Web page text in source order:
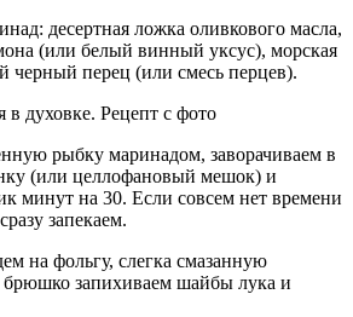
десертная ложка оливкового масла,
(или белый винный уксус), морская
черный перец (или смесь перцев).
в духовке. Рецепт с фото
рыбку маринадом, заворачиваем в
(или целлофановый мешок) и
минут на 30. Если совсем нет времени
запекаем.
на фольгу, слегка смазанную
запихиваем шайбы лука и